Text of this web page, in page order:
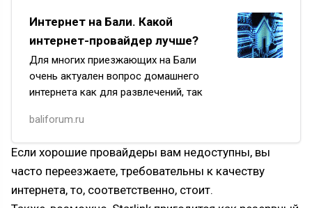
Интернет на Бали. Какой
интернет-провайдер лучше?
Для многих приезжающих на Бали
очень актуален вопрос домашнего
интернета как для развлечений, так
Отлично, если вы приехали на снятую
вами виллу и там уже проведен
интернет, а владелец или
управляющий сам контролирует
исправность его работы. Но если
baliforum.ru
Если хорошие провайдеры вам недоступны, вы
часто переезжаете, требовательны к качеству
интернета, то, соответственно, стоит.